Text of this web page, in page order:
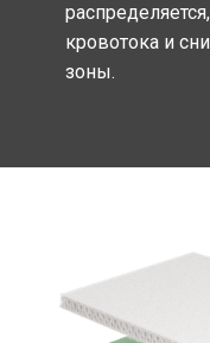
кровотока и
зоны.